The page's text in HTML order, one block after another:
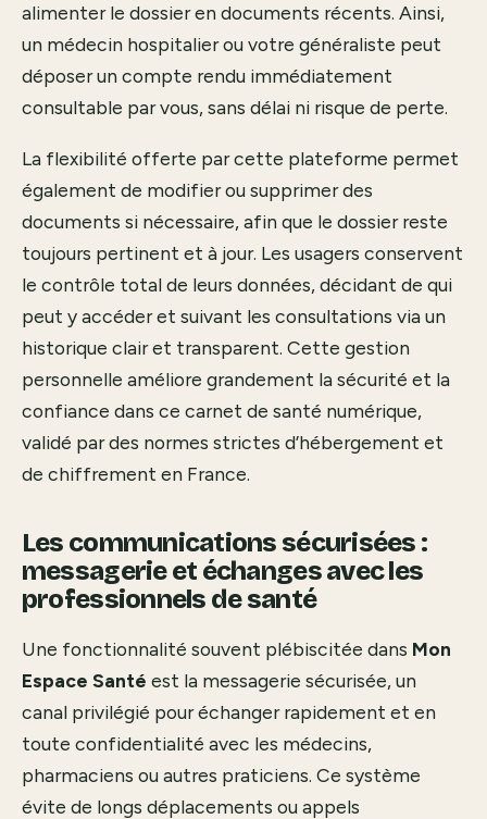
alimenter le dossier en documents récents. Ainsi,
un médecin hospitalier ou votre généraliste peut
déposer un compte rendu immédiatement
consultable par vous, sans délai ni risque de perte.
La flexibilité offerte par cette plateforme permet
également de modifier ou supprimer des
documents si nécessaire, afin que le dossier reste
toujours pertinent et à jour. Les usagers conservent
le contrôle total de leurs données, décidant de qui
peut y accéder et suivant les consultations via un
historique clair et transparent. Cette gestion
personnelle améliore grandement la sécurité et la
confiance dans ce carnet de santé numérique,
validé par des normes strictes d’hébergement et
de chiffrement en France.
Les communications sécurisées :
messagerie et échanges avec les
professionnels de santé
Une fonctionnalité souvent plébiscitée dans Mon
Espace Santé est la messagerie sécurisée, un
canal privilégié pour échanger rapidement et en
toute confidentialité avec les médecins,
pharmaciens ou autres praticiens. Ce système
évite de longs déplacements ou appels